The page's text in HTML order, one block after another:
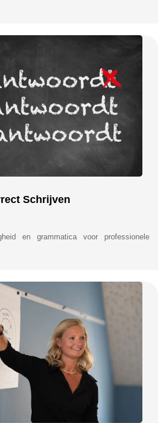
Schrijven
en grammatica voor professionele